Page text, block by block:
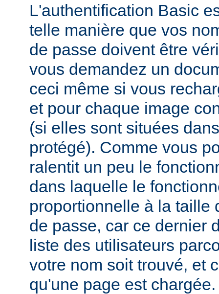
L'authentification Basic
telle manière que vos
de passe doivent être
vous demandez un
ceci même si vous
et pour chaque image
(si elles sont situées
protégé). Comme vous
ralentit un peu le
dans laquelle le
proportionnelle à la taille
de passe, car ce dernier
liste des utilisateurs
votre nom soit trouvé, et
qu'une page est chargée.